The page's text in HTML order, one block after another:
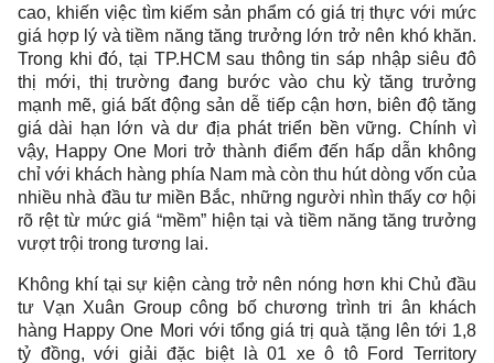
cao, khiến việc tìm kiếm sản phẩm có giá trị thực với mức
giá hợp lý và tiềm năng tăng trưởng lớn trở nên khó khăn.
Trong khi đó, tại TP.HCM sau thông tin sáp nhập siêu đô
thị mới, thị trường đang bước vào chu kỳ tăng trưởng
mạnh mẽ, giá bất động sản dễ tiếp cận hơn, biên độ tăng
giá dài hạn lớn và dư địa phát triển bền vững. Chính vì
vậy, Happy One Mori trở thành điểm đến hấp dẫn không
chỉ với khách hàng phía Nam mà còn thu hút dòng vốn của
nhiều nhà đầu tư miền Bắc, những người nhìn thấy cơ hội
rõ rệt từ mức giá “mềm” hiện tại và tiềm năng tăng trưởng
vượt trội trong tương lai.
Không khí tại sự kiện càng trở nên nóng hơn khi Chủ đầu
tư Vạn Xuân Group công bố chương trình tri ân khách
hàng Happy One Mori với tổng giá trị quà tặng lên tới 1,8
tỷ đồng, với giải đặc biệt là 01 xe ô tô Ford Territory